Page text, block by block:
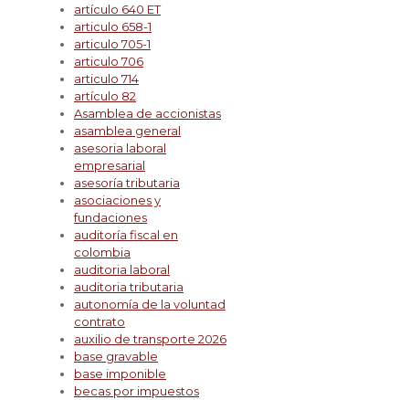
artículo 640 ET
articulo 658-1
articulo 705-1
articulo 706
articulo 714
artículo 82
Asamblea de accionistas
asamblea general
asesoria laboral
empresarial
asesoría tributaria
asociaciones y
fundaciones
auditoría fiscal en
colombia
auditoria laboral
auditoria tributaria
autonomía de la voluntad
contrato
auxilio de transporte 2026
base gravable
base imponible
becas por impuestos